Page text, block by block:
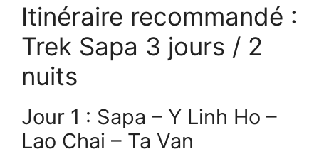
Itinéraire recommandé :
Trek Sapa 3 jours / 2
nuits
Jour 1 : Sapa – Y Linh Ho –
Lao Chai – Ta Van